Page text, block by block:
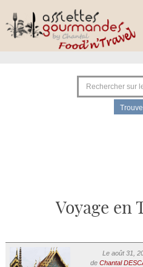
Voyage en
Le août 31,
de Chantal